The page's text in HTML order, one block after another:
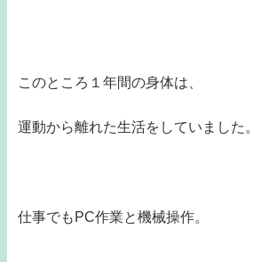
このところ１年間の身体は、
運動から離れた生活をしていました。
仕事でもPC作業と機械操作。